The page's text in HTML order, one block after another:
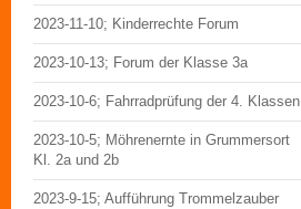
2023-11-10; Kinderrechte Forum
2023-10-13; Forum der Klasse 3a
2023-10-6; Fahrradprüfung der 4. Klassen
2023-10-5; Möhrenernte in Grummersort
Kl. 2a und 2b
2023-9-15; Aufführung Trommelzauber